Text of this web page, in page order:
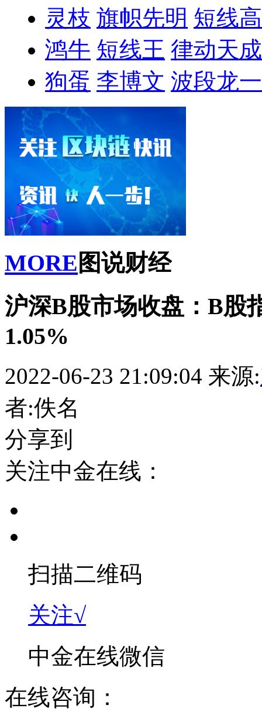
灵枝 旗帜先明 短线
鸿牛 短线王 律动天成
狗蛋 李博文 波段龙一
MORE 图说财经
沪深B股市场收盘：B股
1.05%
2022-06-23 21:09:04 来源:
者:佚名
分享到
关注中金在线：
扫描二维码
关注√
中金在线微信
在线咨询：